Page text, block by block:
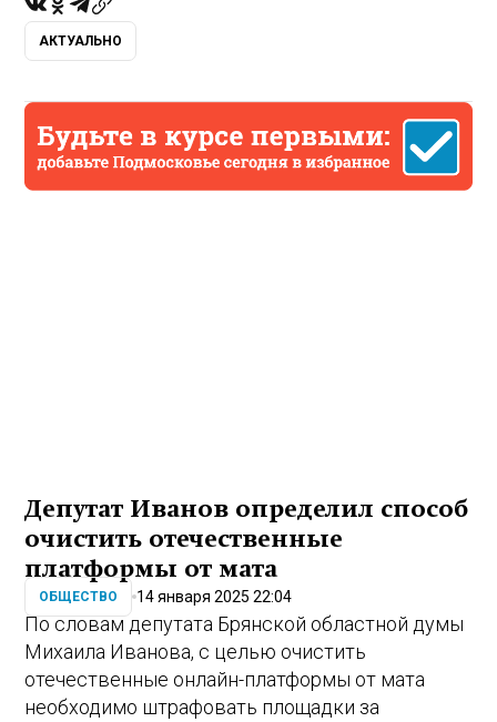
АКТУАЛЬНО
Депутат Иванов определил способ
очистить отечественные
платформы от мата
ОБЩЕСТВО 14 января 2025 22:04
По словам депутата Брянской областной думы
Михаила Иванова, с целью очистить
отечественные онлайн-платформы от мата
необходимо штрафовать площадки за